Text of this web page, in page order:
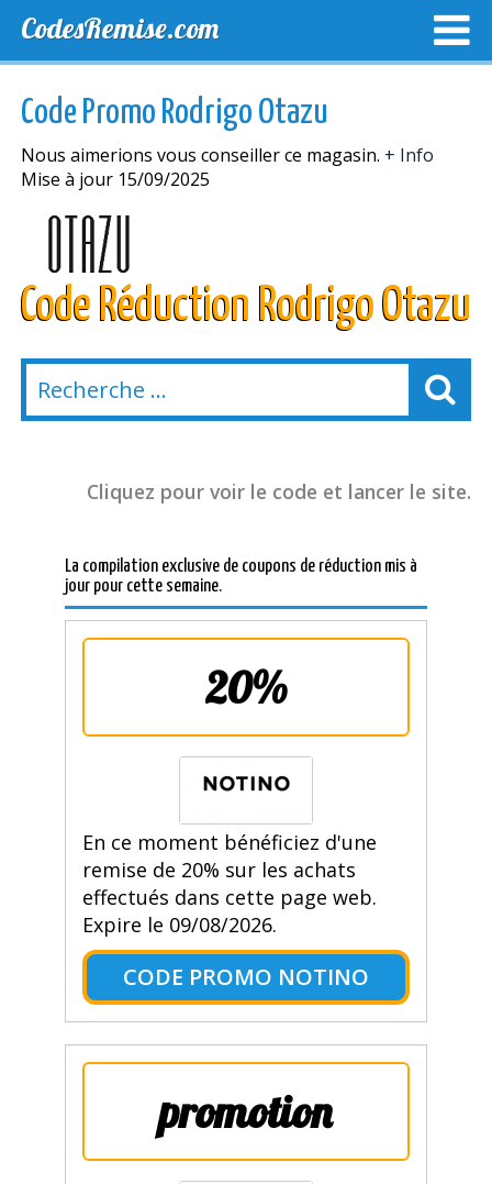
CodesRemise.com
NOUVELLES MAGASINS
Code Promo Rodrigo Otazu
Nous aimerions vous conseiller ce magasin. + Info
Mise à jour 15/09/2025
Code Réduction Rodrigo Otazu
Cliquez pour voir le code et lancer le site.
La compilation exclusive de coupons de réduction mis à
jour pour cette semaine.
20%
En ce moment bénéficiez d'une
remise de 20% sur les achats
effectués dans cette page web.
Expire le 09/08/2026.
CODE PROMO NOTINO
promotion